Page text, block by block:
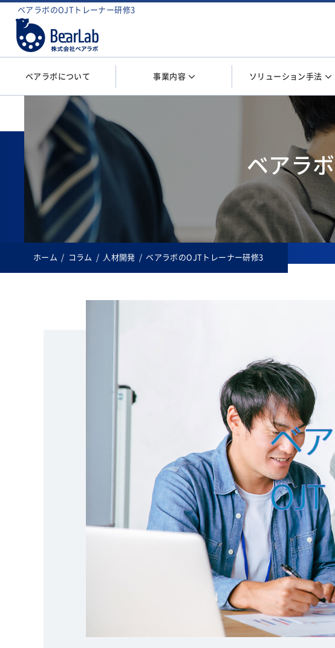
ベアラボのOJTトレーナー研修3
ベアラボについて 事業内容 ソリューション手法
ベアラ
ホーム コラム 人材開発 ベアラボのOJTトレーナー研修3